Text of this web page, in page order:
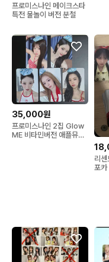
프로미스나인 메이크스타
특전 물놀이 버전 분철
35,000원
프로미스나인 2집 Glow
ME 비타민버전 애플뮤직
리센
포카